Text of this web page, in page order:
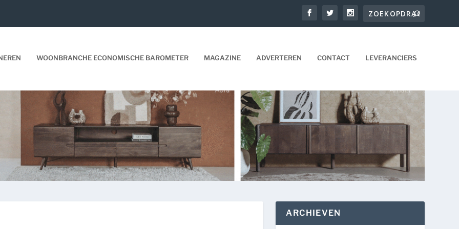
WOONBRANCHE ECONOMISCHE BAROMETER MAGAZINE ADVERTEREN CONTACT LEVERANCIERS
ARCHIEVEN